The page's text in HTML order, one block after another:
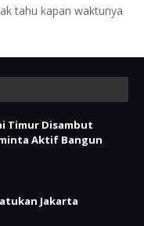
tahu kapan waktunya
Timur Disambut
Aktif Bangun
Jakarta